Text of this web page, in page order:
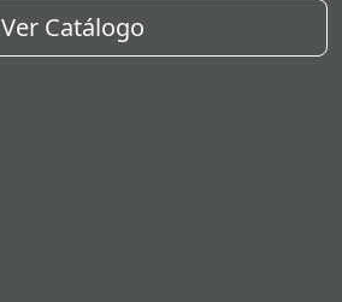
Ver Catálogo